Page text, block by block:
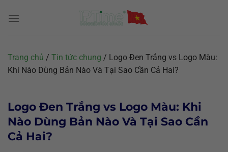
đến
Trang chủ / Tin tức chung / Logo Đen Trắng vs Logo Màu:
Khi Nào Dùng Bản Nào Và Tại Sao Cần Cả Hai?
Logo Đen Trắng vs Logo Màu: Khi
Nào Dùng Bản Nào Và Tại Sao Cần
Cả Hai?